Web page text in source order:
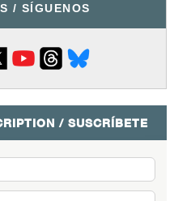
/ SÍGUENOS
/ SUSCRÍBETE